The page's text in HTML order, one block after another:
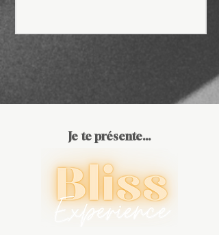
Je te présente...